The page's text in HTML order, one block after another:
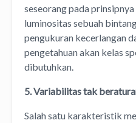
seseorang pada
luminositas sebuah
pengukuran kecerlangan
pengetahuan akan kelas
dibutuhkan.
5. Variabilitas tak
Salah satu karakteristik